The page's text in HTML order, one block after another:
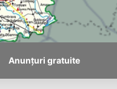
Anunțuri gratuite